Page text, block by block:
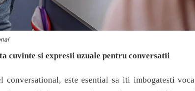
cuvinte si expresii uzuale pentru conversatii
conversational, este esential sa iti imbogatesti